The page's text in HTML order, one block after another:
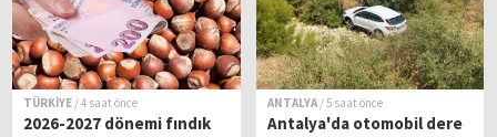
TÜRKİYE / 4 saat önce
2026-2027 dönemi fındık
ANTALYA / 5 saat önce
Antalya'da otomobil dere